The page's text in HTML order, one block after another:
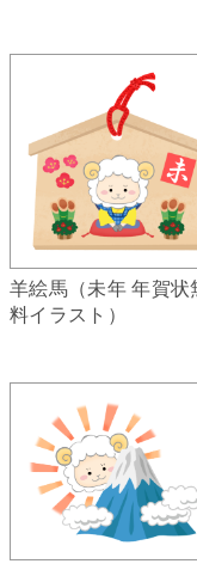
羊絵馬（未年 年賀状
料イラスト）